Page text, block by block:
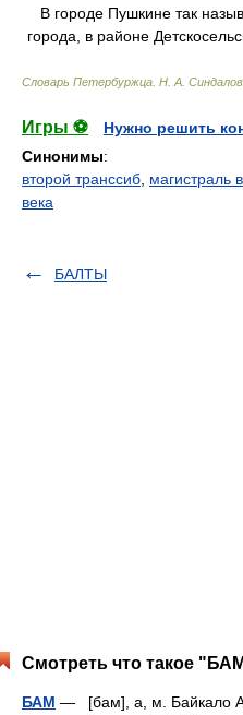
В городе Пушкине так
города, в районе
Словарь Петербуржца Н. А.
Игры ⚽
Нужно решить
Синонимы:
второй транссиб магистраль
века
БАЛТЫ
Смотреть что такое
БАМ — [бам], а, м. Байкало